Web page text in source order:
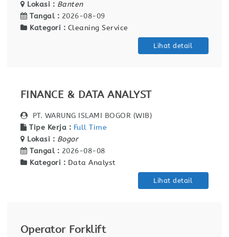
Lokasi : Banten
Tangal : 2026-08-09
Kategori : Cleaning Service
Lihat detail
FINANCE & DATA ANALYST
PT. WARUNG ISLAMI BOGOR (WIB)
Tipe Kerja : Full Time
Lokasi : Bogor
Tangal : 2026-08-08
Kategori : Data Analyst
Lihat detail
Operator Forklift